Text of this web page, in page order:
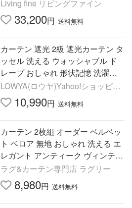
置交換可 ネジ止め 賃貸OK
Living fine リビングファイン
33,200円 送料無料
カーテン 遮光 2級 遮光カーテン タ
ッセル 洗える ウォッシャブル ド
レープ おしゃれ 形状記憶 洗濯可
カーテン単品 ドレープ単品 受注生
産商品
LOWYA(ロウヤ)Yahoo!ショッピン
グ店10,990円 送料無料
カーテン 2枚組 オーダー ベルベッ
ト ベロア 無地 おしゃれ 洗える エ
レガント アンティーク ヴィンテー
ジ 北欧 断熱 / シャビーベルベット
両開き 2枚セット
ラグ&カーテン専門店 ラグリー
8,980円 送料無料